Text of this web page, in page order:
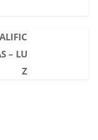
– LU
Z